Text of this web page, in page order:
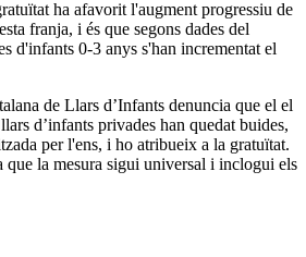
ha afavorit l'augment progressiu de
franja, i és que segons dades del
d'infants 0-3 anys s'han incrementat el
de Llars d’Infants denuncia que el el
d’infants privades han quedat buides,
per l'ens, i ho atribueix a la gratuïtat.
que la mesura sigui universal i inclogui els